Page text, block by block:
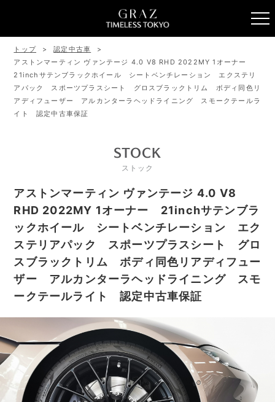
トップ
認定中古車
アストンマーティン ヴァンテージ 4.0 V8 RHD 2022MY 1オーナー
21inchサテンブラックホイール シートベンチレーション エクステリ
アパック スポーツプラスシート グロスブラックトリム ボディ同色リ
アディフューザー アルカンターラヘッドライニング スモークテールラ
イト 認定中古車保証
STOCK
ストック
アストンマーティン ヴァンテージ 4.0 V8
RHD 2022MY 1オーナー 21inchサテンブラ
ックホイール シートベンチレーション エク
ステリアパック スポーツプラスシート グロ
スブラックトリム ボディ同色リアディフュー
ザー アルカンターラヘッドライニング スモ
ークテールライト 認定中古車保証